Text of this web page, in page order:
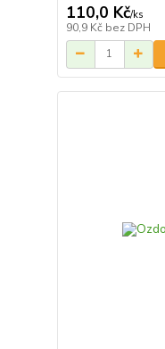
110,0 Kč/ks
90,9 Kč bez DPH